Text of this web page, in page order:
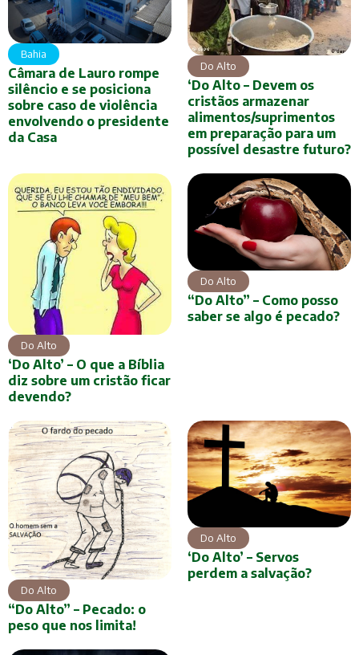
Bahia
Câmara de Lauro rompe
silêncio e se posiciona
sobre caso de violência
envolvendo o presidente
da Casa
Do Alto
‘Do Alto – Devem os
cristãos armazenar
alimentos/suprimentos
em preparação para um
possível desastre futuro?
Do Alto
‘Do Alto’ – O que a Bíblia
diz sobre um cristão ficar
devendo?
Do Alto
“Do Alto” – Como posso
saber se algo é pecado?
Do Alto
“Do Alto” – Pecado: o
peso que nos limita!
Do Alto
‘Do Alto’ – Servos
perdem a salvação?